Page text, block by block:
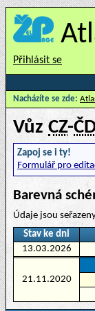
Přihlásit se
Nacházíte se zde:
VůzCZ-
Zapoj se i ty!
Formulář pro
Barevná
Údaje jsou
Stav ke dni
13.03.2026
21.11.2020